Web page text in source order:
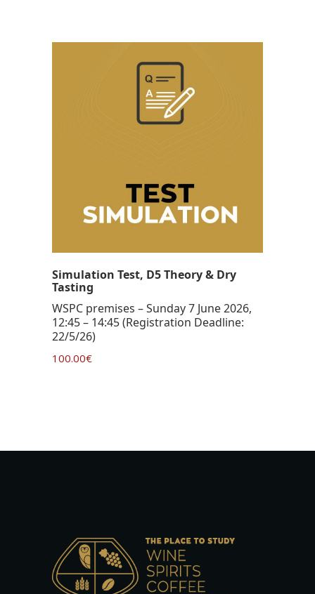
Simulation Test, D5 Theory & Dry
Tasting
WSPC premises – Sunday 7 June 2026,
12:45 – 14:45 (Registration Deadline:
22/5/26)
100.00€